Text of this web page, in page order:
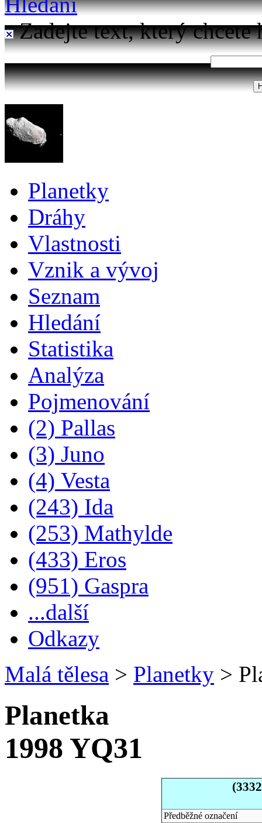
Zadejte text, který chcete
Planetky
Dráhy
Vlastnosti
Vznik a vývoj
Seznam
Hledání
Statistika
Analýza
Pojmenování
(2) Pallas
(3) Juno
(4) Vesta
(243) Ida
(253) Mathylde
(433) Eros
(951) Gaspra
...další
Odkazy
Malá tělesa > Planetky >
Planetka
1998 YQ31
Předběžné označení